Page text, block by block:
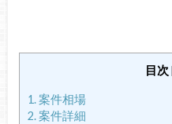
目次
1.案件相場
2.案件詳細